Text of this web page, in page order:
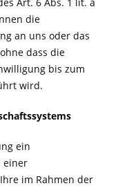
die
an uns oder das
dass die
bis zum
wird.
ein
einer
im Rahmen der